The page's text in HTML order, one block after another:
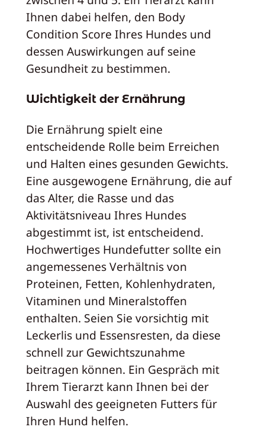
Ihnen dabei helfen, den Body
Condition Score Ihres Hundes und
dessen Auswirkungen auf seine
Gesundheit zu bestimmen.
Wichtigkeit der Ernährung
Die Ernährung spielt eine
entscheidende Rolle beim Erreichen
und Halten eines gesunden Gewichts.
Eine ausgewogene Ernährung, die auf
das Alter, die Rasse und das
Aktivitätsniveau Ihres Hundes
abgestimmt ist, ist entscheidend.
Hochwertiges Hundefutter sollte ein
angemessenes Verhältnis von
Proteinen, Fetten, Kohlenhydraten,
Vitaminen und Mineralstoffen
enthalten. Seien Sie vorsichtig mit
Leckerlis und Essensresten, da diese
schnell zur Gewichtszunahme
beitragen können. Ein Gespräch mit
Ihrem Tierarzt kann Ihnen bei der
Auswahl des geeigneten Futters für
Ihren Hund helfen.